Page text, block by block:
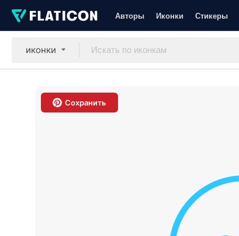
Авторы Иконки Стикеры
иконки
Сохранить